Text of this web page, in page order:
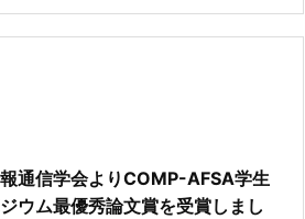
通信学会よりCOMP-AFSA学生
ウム最優秀論文賞を受賞しまし